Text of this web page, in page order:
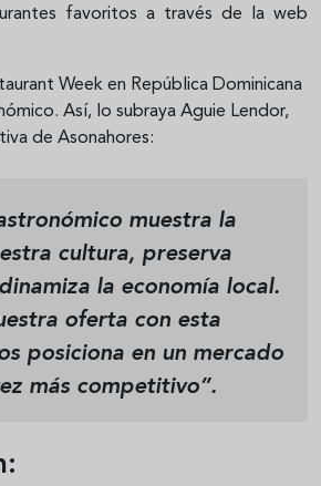
favoritos a través de la web
Week en República Dominicana
Así, lo subraya Aguie Lendor,
de Asonahores:
muestra la
cultura, preserva
la economía local.
oferta con esta
posiciona en un mercado
más competitivo”.